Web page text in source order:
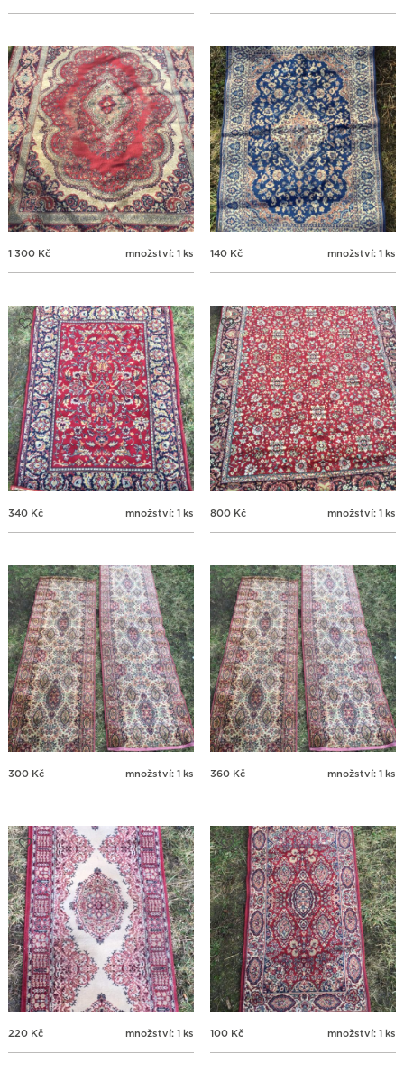
1 300 Kč množství: 1 ks 140 Kč množství: 1 ks
340 Kč množství: 1 ks 800 Kč množství: 1 ks
300 Kč množství: 1 ks 360 Kč množství: 1 ks
220 Kč množství: 1 ks 100 Kč množství: 1 ks